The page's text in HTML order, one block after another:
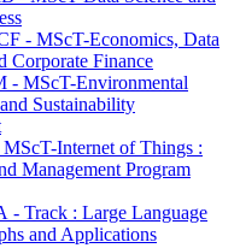
- MScT-Economics, Data
Corporate Finance
- MScT-Environmental
Sustainability
Internet of Things :
Management Program
- Track : Large Language
and Applications